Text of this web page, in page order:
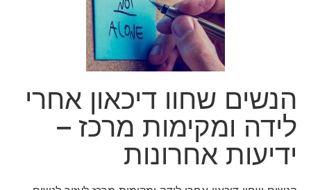
הנשים שחוו דיכאון אחרי
לידה ומקימות מרכז –
ידיעות אחרונות